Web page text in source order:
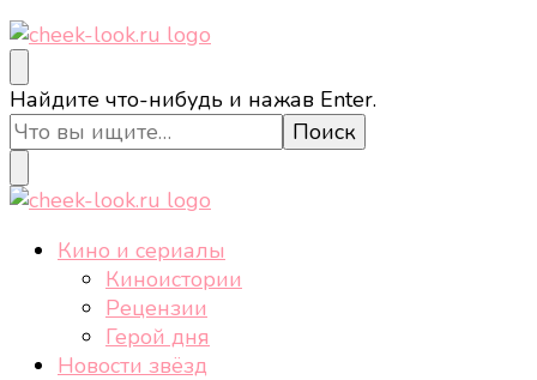
cheek-look.ru
Женский сайт о звездах и кино, а также трендах,
здоровом образе жизни, спорте, стиле, отдыхе и
еде.
Ищите
что-
то?
Найдите что-нибудь и нажав Enter.
cheek-look.ru
Женский сайт о звездах и кино, а также трендах,
здоровом образе жизни, спорте, стиле, отдыхе и
Кино и сериалы
Киноистории
Рецензии
Герой дня
Новости звёзд